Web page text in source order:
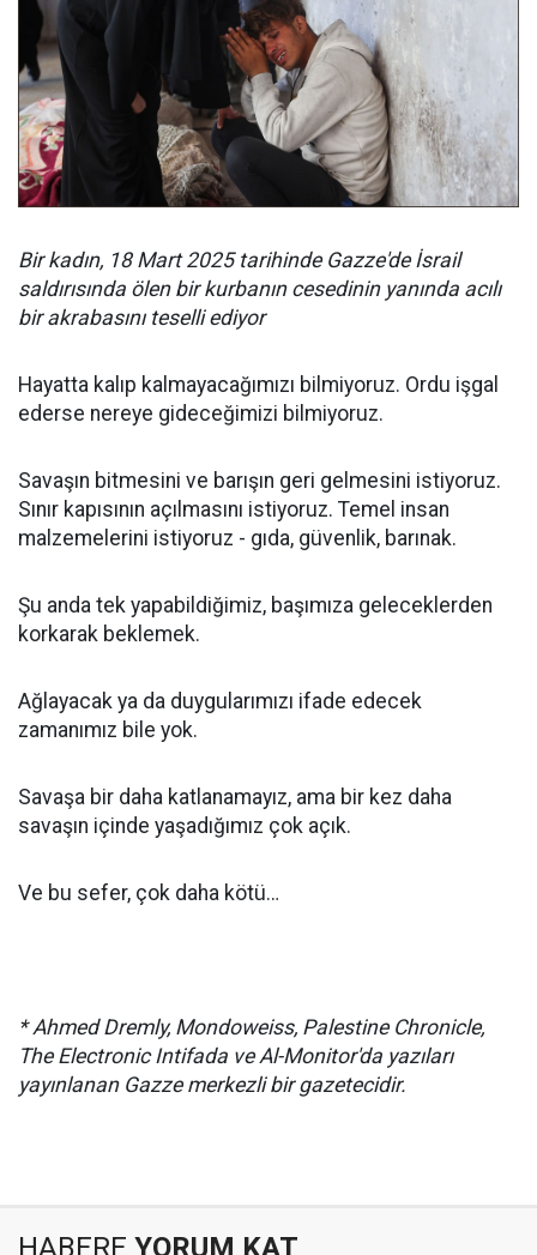
Bir kadın, 18 Mart 2025 tarihinde Gazze'de İsrail
saldırısında ölen bir kurbanın cesedinin yanında acılı
bir akrabasını teselli ediyor
Hayatta kalıp kalmayacağımızı bilmiyoruz. Ordu işgal
ederse nereye gideceğimizi bilmiyoruz.
Savaşın bitmesini ve barışın geri gelmesini istiyoruz.
Sınır kapısının açılmasını istiyoruz. Temel insan
malzemelerini istiyoruz - gıda, güvenlik, barınak.
Şu anda tek yapabildiğimiz, başımıza geleceklerden
korkarak beklemek.
Ağlayacak ya da duygularımızı ifade edecek
zamanımız bile yok.
Savaşa bir daha katlanamayız, ama bir kez daha
savaşın içinde yaşadığımız çok açık.
Ve bu sefer, çok daha kötü…
* Ahmed Dremly, Mondoweiss, Palestine Chronicle,
The Electronic Intifada ve Al-Monitor'da yazıları
yayınlanan Gazze merkezli bir gazetecidir.
HABERE YORUM KAT